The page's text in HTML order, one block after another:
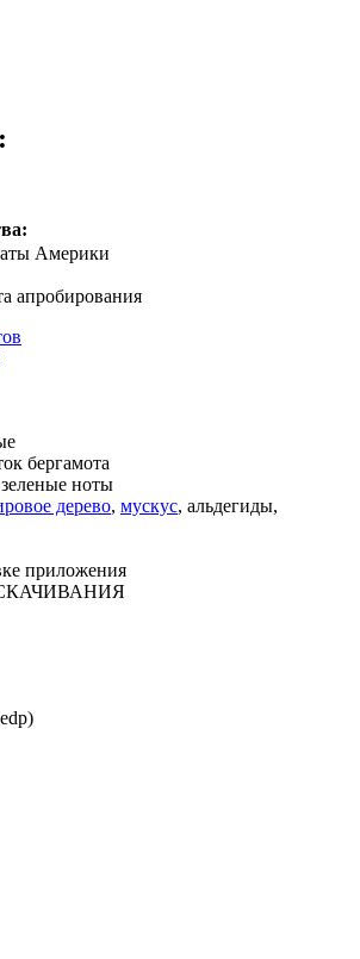
Америки
апробирования
бергамота
зеленые ноты
дерево, мускус, альдегиды,
приложения